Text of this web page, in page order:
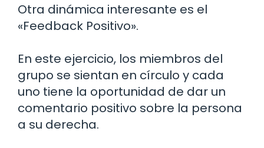
Otra dinámica interesante es el
«Feedback Positivo».
En este ejercicio, los miembros del
grupo se sientan en círculo y cada
uno tiene la oportunidad de dar un
comentario positivo sobre la persona
a su derecha.